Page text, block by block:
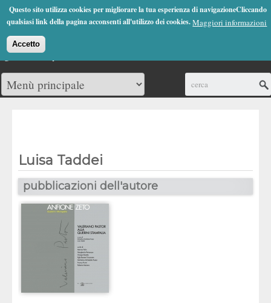
Questo sito utilizza cookies per migliorare la tua esperienza di navigazioneCliccando
qualsiasi link della pagina acconsenti all'utilizzo dei cookies.Maggiori informazioni
Accetto
Jump to Navigation
(0)
Luisa Taddei
pubblicazioni dell'autore